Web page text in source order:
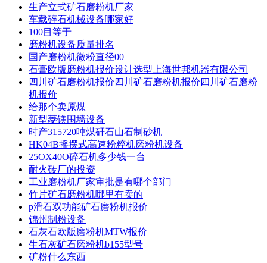
生产立式矿石磨粉机厂家
车载碎石机械设备哪家好
100目等于
磨粉机设备质量排名
国产磨粉机微粉直径00
石膏欧版磨粉机报价设计选型上海世邦机器有限公司
四川矿石磨粉机报价四川矿石磨粉机报价四川矿石磨粉
机报价
给那个卖原煤
新型菱镁围墙设备
时产315720吨煤矸石山石制砂机
HK04B摇摆式高速粉粹机磨粉机设备
25OX40O碎石机多少钱一台
耐火砖厂的投资
工业磨粉机厂家审批是有哪个部门
竹片矿石磨粉机哪里有卖的
p滑石双功能矿石磨粉机报价
锦州制粉设备
石灰石欧版磨粉机MTW报价
生石灰矿石磨粉机b155型号
矿粉什么东西